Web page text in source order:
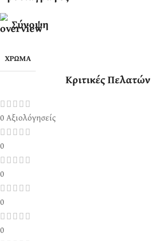
Σύνοψη
ΧΡΏΜΑ
Κριτικές Πελατών
0 Αξιολόγησείς
0
0
0
0